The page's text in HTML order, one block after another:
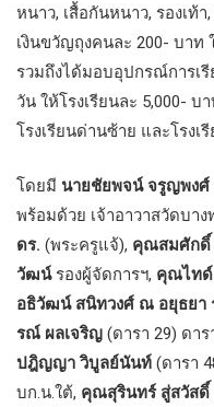
หนาว, เสื้อกันหนาว, รองเท้
เงินขวัญถุงคนละ 200- บาท
รวมถึงได้มอบอุปกรณ์การเ
วัน ให้โรงเรียนละ 5,000-
โรงเรียนด่านซ้าย และโรงเ
โดยมี นายชัยพจน์ จรูญพงศ์
พร้อมด้วย เจ้าอาวาสวัดบา
ดร. (พระครูแจ้), คุณสมศักดิ์
วัฒน์ รองผู้จัดการฯ, คุณไทด์
อธิวัฒน์ สนิทวงศ์ ณ อยุธยา
รณ์ ผลเจริญ (ดารา 29) ดา
ปฎิญญา วิบูลย์นันท์ (ดารา
บก.น.ใต้, คุณสุรินทร์ สู่สวัสดิ์